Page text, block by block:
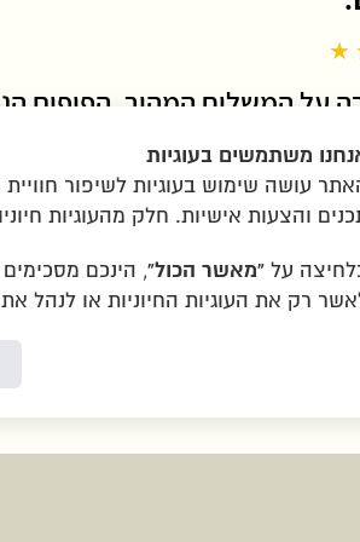
★
על המשלוח המהיר, הפופים
עוד המלצות
פרטיות
משתמשים בעוגיות
עושה שימוש בעוגיות לשיפור
והצעות אישיות. חלק מהעוגיות
על “מאשר הכול”, הינכם מסכימים
רק את העוגיות החיוניות או לנהל